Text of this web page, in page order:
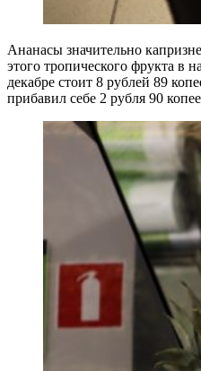
Ананасы значительно
этого тропического фрукта в
декабре стоит 8 рублей 89
прибавил себе 2 рубля 90